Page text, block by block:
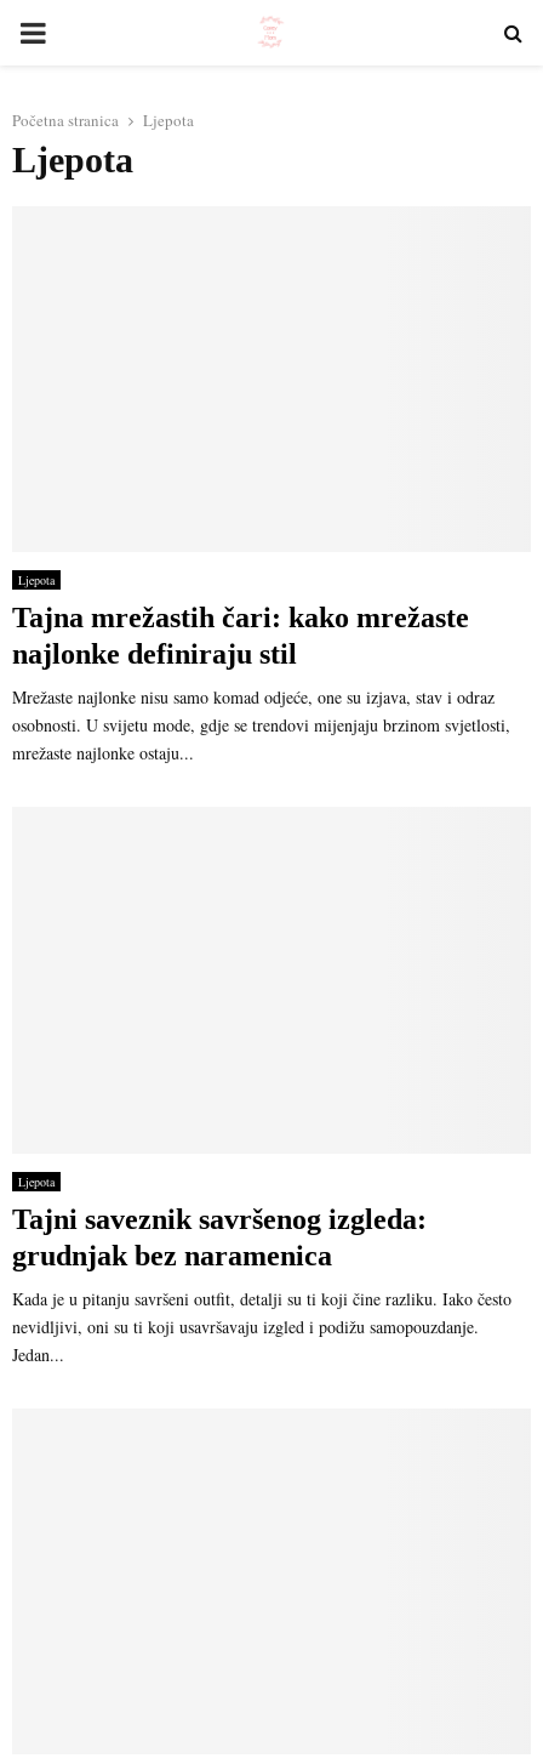
PRIMARY
Početna stranica Ljepota
Ljepota
Ljepota
Tajna mrežastih čari: kako mrežaste
najlonke definiraju stil
Mrežaste najlonke nisu samo komad odjeće, one su izjava, stav i odraz
osobnosti. U svijetu mode, gdje se trendovi mijenjaju brzinom svjetlosti,
mrežaste najlonke ostaju...
Ljepota
Tajni saveznik savršenog izgleda:
grudnjak bez naramenica
Kada je u pitanju savršeni outfit, detalji su ti koji čine razliku. Iako često
nevidljivi, oni su ti koji usavršavaju izgled i podižu samopouzdanje.
Jedan...